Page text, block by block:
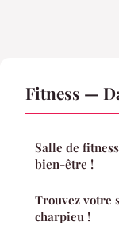
Fitness —
Salle de
bien-être !
Trouvez votre
charpieu !